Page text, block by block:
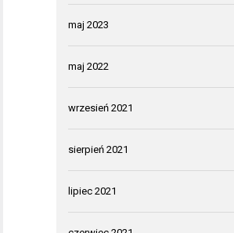
maj 2023
maj 2022
wrzesień 2021
sierpień 2021
lipiec 2021